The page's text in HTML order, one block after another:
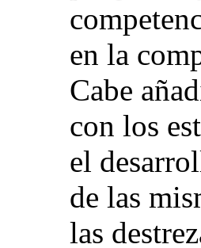
en la
Cabe
con los
el
de las
las